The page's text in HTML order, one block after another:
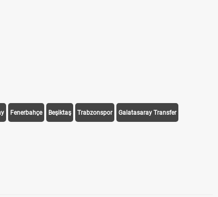
Fenerbahçe Beşiktaş Trabzonspor Galatasaray Transfer